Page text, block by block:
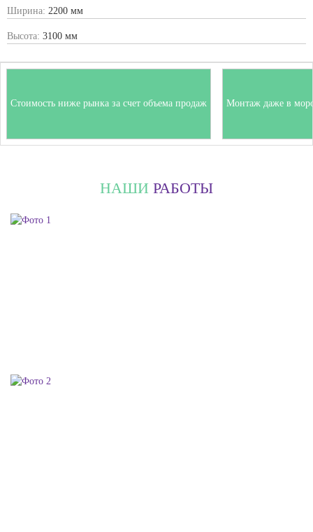
Ширина: 2200 мм
Высота: 3100 мм
Стоимость ниже рынка за счет объема продаж Монтаж даже в
НАШИ РАБОТЫ